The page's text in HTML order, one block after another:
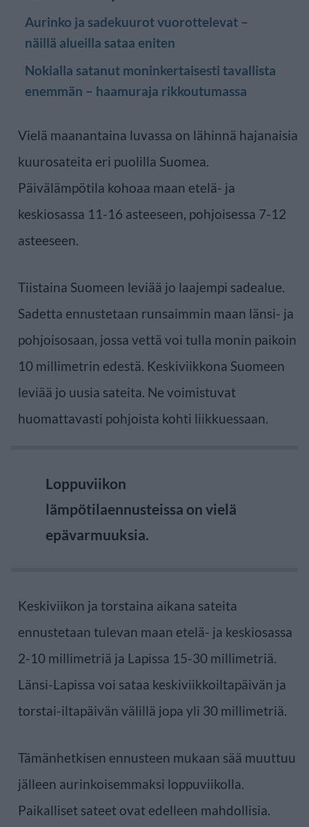
Aurinko ja sadekuurot vuorottelevat –
näillä alueilla sataa eniten
Nokialla satanut moninkertaisesti tavallista
enemmän – haamuraja rikkoutumassa
Vielä maanantaina luvassa on lähinnä hajanaisia
kuurosateita eri puolilla Suomea.
Päivälämpötila kohoaa maan etelä- ja
keskiosassa 11-16 asteeseen, pohjoisessa 7-12
asteeseen.
Tiistaina Suomeen leviää jo laajempi sadealue.
Sadetta ennustetaan runsaimmin maan länsi- ja
pohjoisosaan, jossa vettä voi tulla monin paikoin
10 millimetrin edestä. Keskiviikkona Suomeen
leviää jo uusia sateita. Ne voimistuvat
huomattavasti pohjoista kohti liikkuessaan.
Loppuviikon
lämpötilaennusteissa on vielä
epävarmuuksia.
Keskiviikon ja torstaina aikana sateita
ennustetaan tulevan maan etelä- ja keskiosassa
2-10 millimetriä ja Lapissa 15-30 millimetriä.
Länsi-Lapissa voi sataa keskiviikkoiltapäivän ja
torstai-iltapäivän välillä jopa yli 30 millimetriä.
Tämänhetkisen ennusteen mukaan sää muuttuu
jälleen aurinkoisemmaksi loppuviikolla.
Paikalliset sateet ovat edelleen mahdollisia.